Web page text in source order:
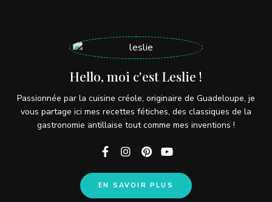
Hello, moi c'est Leslie !
Passionnée par la cuisine créole, originaire de Guadeloupe, je
vous partage ici mes recettes fétiches, des classiques de la
gastronomie antillaise tout comme mes inventions !
EN SAVOIR PLUS